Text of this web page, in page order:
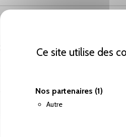
Ce site utilise des
Nos partenaires (1)
Autre